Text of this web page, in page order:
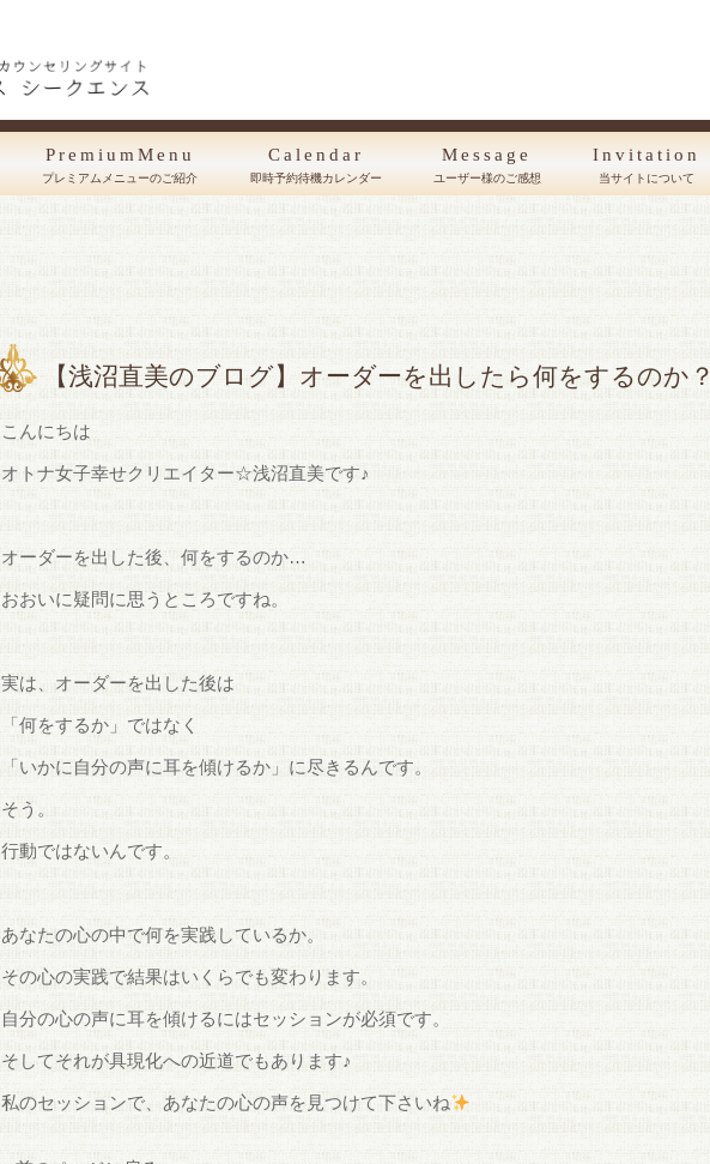
PremiumMenu
プレミアムメニューのご紹介
Calendar
即時予約待機カレンダー
Message
ユーザー様のご感想
Invitation
当サイトについて
【浅沼直美のブログ】オーダーを出したら何をするのか？
こんにちは
オトナ女子幸せクリエイター☆浅沼直美です♪
オーダーを出した後、何をするのか…
おおいに疑問に思うところですね。
実は、オーダーを出した後は
「何をするか」ではなく
「いかに自分の声に耳を傾けるか」に尽きるんです。
そう。
行動ではないんです。
あなたの心の中で何を実践しているか。
その心の実践で結果はいくらでも変わります。
自分の心の声に耳を傾けるにはセッションが必須です。
そしてそれが具現化への近道でもあります♪
私のセッションで、あなたの心の声を見つけて下さいね